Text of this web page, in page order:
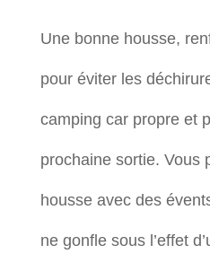
Une bonne housse,
pour éviter les
camping car propre et
prochaine sortie. Vous
housse avec des
ne gonfle sous l’effet